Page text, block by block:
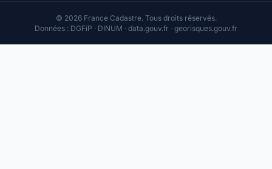
© 2026 France Cadastre. Tous droits réservés.
Données : DGFiP · DINUM · data.gouv.fr · georisques.gouv.fr